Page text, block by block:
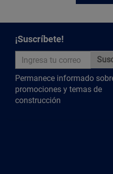
¡Suscríbete!
Permanece informado
promociones y temas de
construcción